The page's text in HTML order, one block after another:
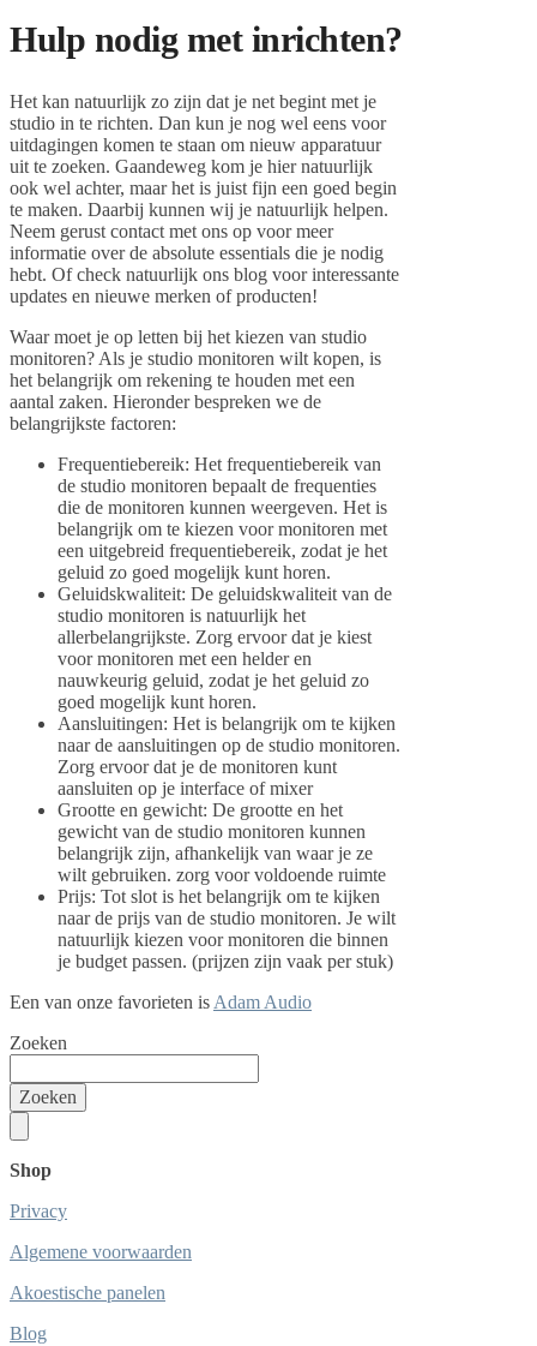
Hulp nodig met inrichten?
Het kan natuurlijk zo zijn dat je net begint met je
studio in te richten. Dan kun je nog wel eens voor
uitdagingen komen te staan om nieuw apparatuur
uit te zoeken. Gaandeweg kom je hier natuurlijk
ook wel achter, maar het is juist fijn een goed begin
te maken. Daarbij kunnen wij je natuurlijk helpen.
Neem gerust contact met ons op voor meer
informatie over de absolute essentials die je nodig
hebt. Of check natuurlijk ons blog voor interessante
updates en nieuwe merken of producten!
Waar moet je op letten bij het kiezen van studio
monitoren? Als je studio monitoren wilt kopen, is
het belangrijk om rekening te houden met een
aantal zaken. Hieronder bespreken we de
belangrijkste factoren:
Frequentiebereik: Het frequentiebereik van
de studio monitoren bepaalt de frequenties
die de monitoren kunnen weergeven. Het is
belangrijk om te kiezen voor monitoren met
een uitgebreid frequentiebereik, zodat je het
geluid zo goed mogelijk kunt horen.
Geluidskwaliteit: De geluidskwaliteit van de
studio monitoren is natuurlijk het
allerbelangrijkste. Zorg ervoor dat je kiest
voor monitoren met een helder en
nauwkeurig geluid, zodat je het geluid zo
goed mogelijk kunt horen.
Aansluitingen: Het is belangrijk om te kijken
naar de aansluitingen op de studio monitoren.
Zorg ervoor dat je de monitoren kunt
aansluiten op je interface of mixer
Grootte en gewicht: De grootte en het
gewicht van de studio monitoren kunnen
belangrijk zijn, afhankelijk van waar je ze
wilt gebruiken. zorg voor voldoende ruimte
Prijs: Tot slot is het belangrijk om te kijken
naar de prijs van de studio monitoren. Je wilt
natuurlijk kiezen voor monitoren die binnen
je budget passen. (prijzen zijn vaak per stuk)
Een van onze favorieten is Adam Audio
Zoeken
Zoeken
Shop
Privacy
Algemene voorwaarden
Akoestische panelen
Blog